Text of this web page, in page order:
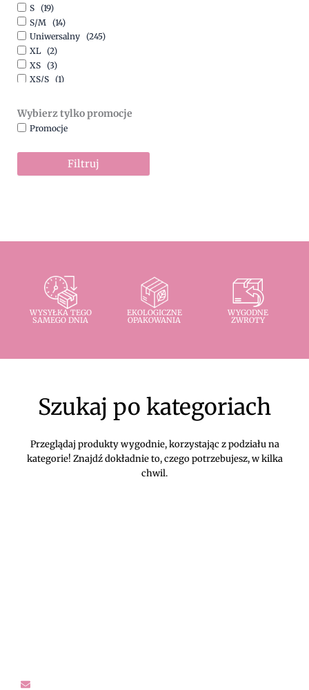
Zielony
Złoty
(1)
S (19)
S/M (14)
Uniwersalny (245)
XL (2)
XS (3)
XS/S (1)
Wybierz tylko promocje
Promocje
Filtruj
WYSYŁKA TEGO
SAMEGO DNIA
EKOLOGICZNE
OPAKOWANIA
WYGODNE
ZWROTY
Szukaj po kategoriach
Przeglądaj produkty wygodnie, korzystając z podziału na
kategorie! Znajdź dokładnie to, czego potrzebujesz, w kilka
chwil.